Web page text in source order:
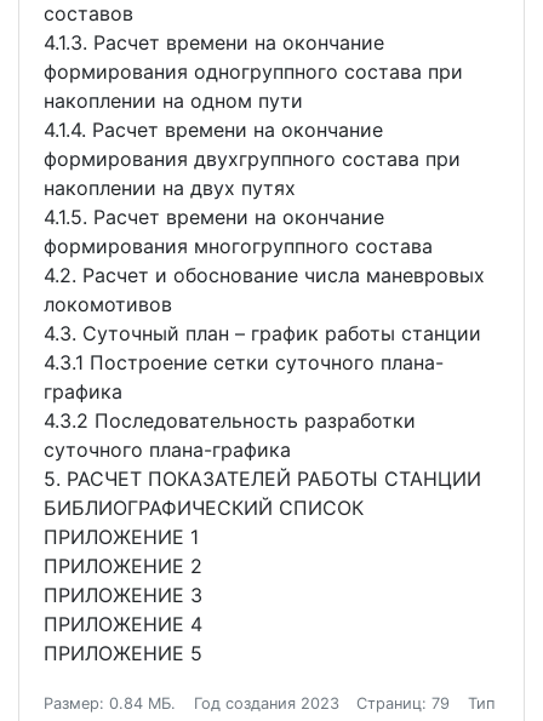
составов
4.1.3. Расчет времени на окончание
формирования одногруппного состава при
накоплении на одном пути
4.1.4. Расчет времени на окончание
формирования двухгруппного состава при
накоплении на двух путях
4.1.5. Расчет времени на окончание
формирования многогруппного состава
4.2. Расчет и обоснование числа маневровых
локомотивов
4.3. Суточный план – график работы станции
4.3.1 Построение сетки суточного плана-
графика
4.3.2 Последовательность разработки
суточного плана-графика
5. РАСЧЕТ ПОКАЗАТЕЛЕЙ РАБОТЫ СТАНЦИИ
БИБЛИОГРАФИЧЕСКИЙ СПИСОК
ПРИЛОЖЕНИЕ 1
ПРИЛОЖЕНИЕ 2
ПРИЛОЖЕНИЕ 3
ПРИЛОЖЕНИЕ 4
ПРИЛОЖЕНИЕ 5
Размер: 0.84 МБ. Год создания 2023 Страниц: 79
Тип